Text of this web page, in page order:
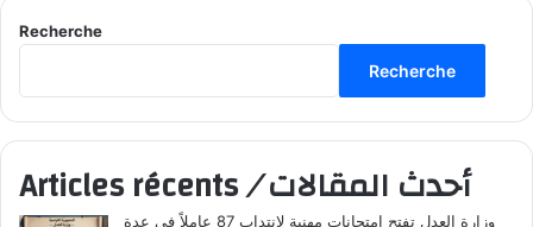
Recherche
Recherche
Articles récents/أحدث المقالات
وزارة العدل تفتح امتحانات مهنية لانتداب 87 عاملاً في عدة